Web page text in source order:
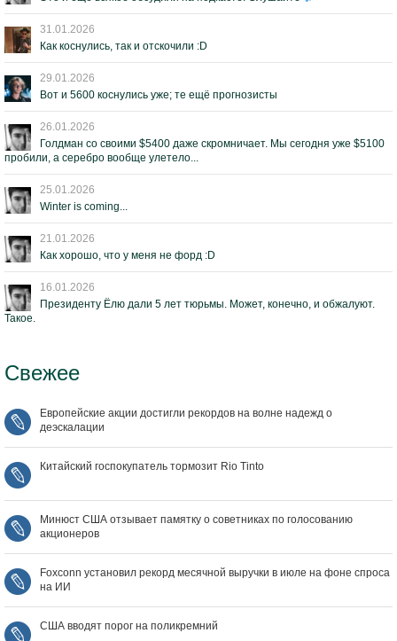
31.01.2026
Как коснулись, так и отскочили :D
29.01.2026
Вот и 5600 коснулись уже; те ещё прогнозисты
26.01.2026
Голдман со своими $5400 даже скромничает. Мы сегодня уже $5100
пробили, а серебро вообще улетело...
25.01.2026
Winter is coming...
21.01.2026
Как хорошо, что у меня не форд :D
16.01.2026
Президенту Ёлю дали 5 лет тюрьмы. Может, конечно, и обжалуют.
Такое.
Свежее
Европейские акции достигли рекордов на волне надежд о
деэскалации
Китайский госпокупатель тормозит Rio Tinto
Минюст США отзывает памятку о советниках по голосованию
акционеров
Foxconn установил рекорд месячной выручки в июле на фоне спроса
на ИИ
США вводят порог на поликремний